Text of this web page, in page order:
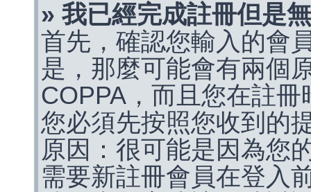
» 我已經完成註冊但是
首先，確認您輸入的會
是，那麼可能會有兩個
COPPA，而且您在註
您必須先按照您收到的
原因：很可能是因為您
需要新註冊會員在登入